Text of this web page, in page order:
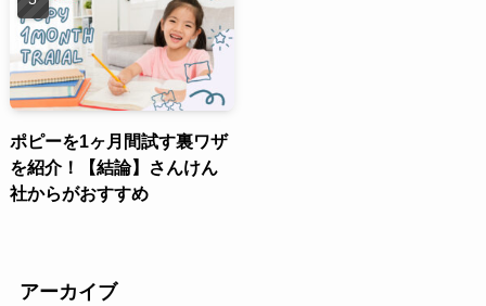
ポピーを1ヶ月間試す裏ワザ
を紹介！【結論】さんけん
社からがおすすめ
アーカイブ